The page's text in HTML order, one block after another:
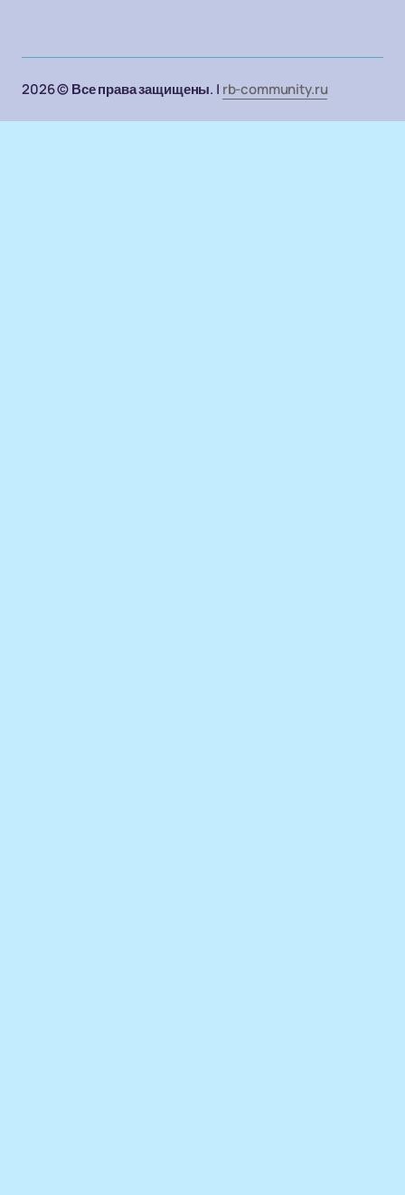
2026 © Все права защищены. | rb-community.ru